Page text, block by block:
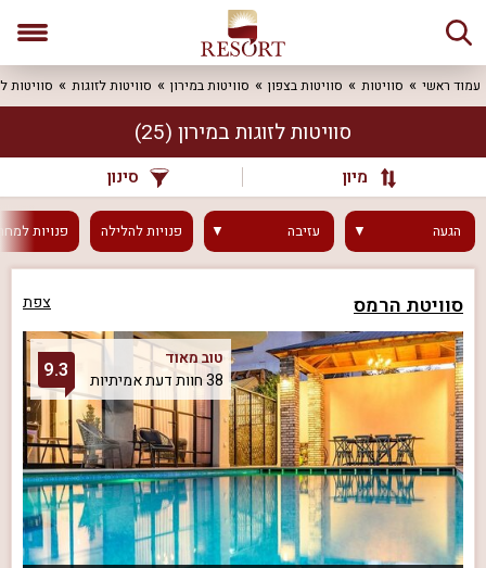
עמוד ראשי סוויטות סוויטות בצפון סוויטות במירון סוויטות לזוגות סוויטות
סוויטות לזוגות במירון (25)
מיון סינון
הגעה עזיבה פנויותלהלילה פנויות
סוויטת הרמס צפת
טוב מאוד
38 חוות דעת אמיתיות
9.3